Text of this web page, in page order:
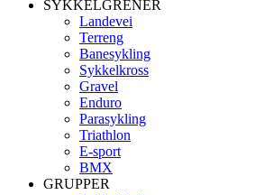
SYKKELGRENER
Landevei
Terreng
Banesykling
Sykkelkross
Gravel
Enduro
Parasykling
Triathlon
E-sport
BMX
GRUPPER